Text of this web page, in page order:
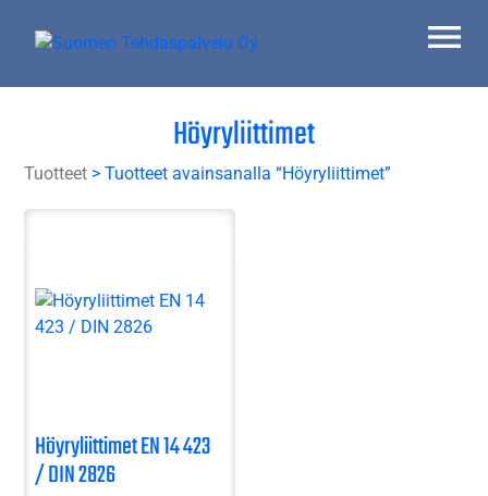
Höyryliittimet
Tuotteet > Tuotteet avainsanalla “Höyryliittimet”
Höyryliittimet EN 14 423
/ DIN 2826